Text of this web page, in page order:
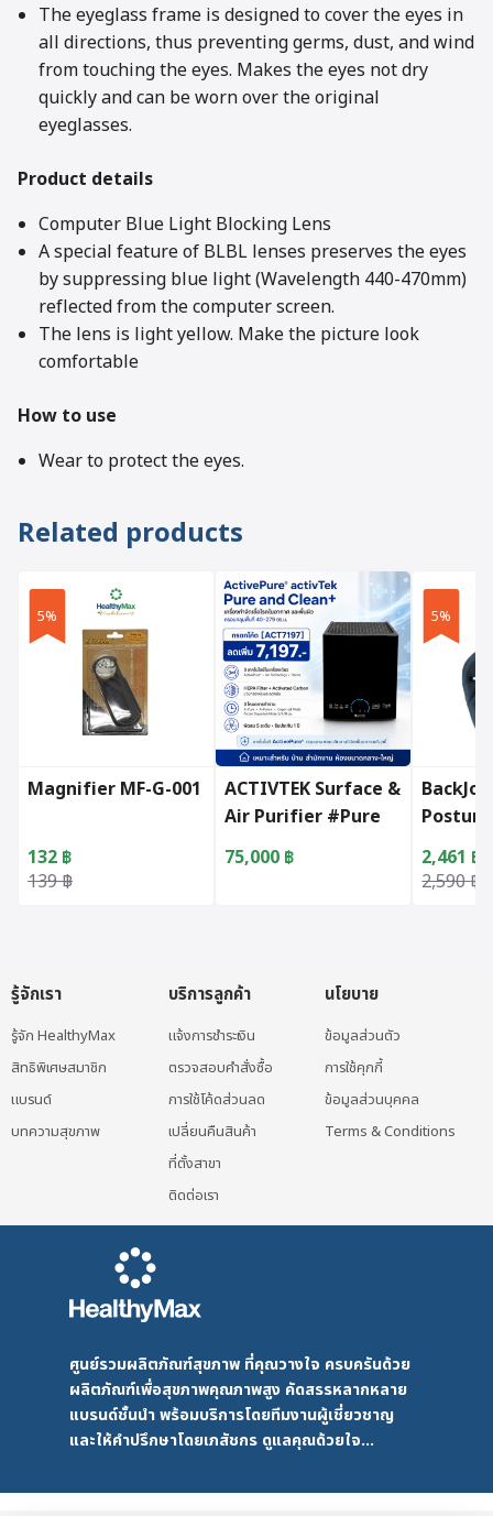
The eyeglass frame is designed to cover the eyes in
all directions, thus preventing germs, dust, and wind
from touching the eyes. Makes the eyes not dry
quickly and can be worn over the original
eyeglasses.
Product details
Computer Blue Light Blocking Lens
A special feature of BLBL lenses preserves the eyes
by suppressing blue light (Wavelength 440-470mm)
reflected from the computer screen.
The lens is light yellow. Make the picture look
comfortable
How to use
Wear to protect the eyes.
Related products
5%
Magnifier MF-G-001
139฿
Original price was: 139 ฿.
132 ฿
Current price is: 132 ฿.
ACTIVTEK Surface &
Air Purifier #Pure
and Clean กรอกโค้ด
[ACT7197]
75,000 ฿
5%
Blue
2,590฿
Original
2,461 ฿
Current
รู้จักเรา
รู้จัก HealthyMax
สิทธิพิเศษสมาชิก
แบรนด์
บทความสุขภาพ
บริการลูกค้า
แจ้งการชำระเงิน
ตรวจสอบคำสั่งซื้อ
การใช้โค้ดส่วนลด
เปลี่ยนคืนสินค้า
ที่ตั้งสาขา
ติดต่อเรา
นโยบาย
ข้อมูลส่วนตัว
การใช้คุกกี้
ข้อมูลส่วนบุคคล
Terms & Conditions
ศูนย์รวมผลิตภัณฑ์สุขภาพ ที่คุณวางใจ ครบครันด้วย
ผลิตภัณฑ์เพื่อสุขภาพคุณภาพสูง คัดสรรหลากหลาย
แบรนด์ชั้นนำ พร้อมบริการโดยทีมงานผู้เชี่ยวชาญ
และให้คำปรึกษาโดยเภสัชกร ดูแลคุณด้วยใจ...